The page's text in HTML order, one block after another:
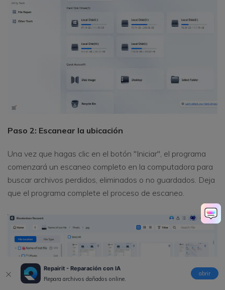
Repairit - Reparación con IA
Repara archivos dañados online.
abrir
Paso 2: Escanear la ubicación
Una vez que hagas clic en el botón "Iniciar", el programa
comenzará un escaneo completo en la computadora para
buscar archivos perdidos, eliminados o no guardados. Deja
que el programa complete el proceso de escaneo.